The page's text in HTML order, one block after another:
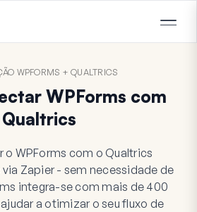
WPFORMS + QUALTRICS
WPForms com
Qualtrics
o WPForms com o Qualtrics
Zapier - sem necessidade de
integra-se com mais de 400
a otimizar o seu fluxo de